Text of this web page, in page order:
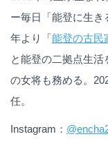
ー毎日「能登に生
年より「能登の古民
と能登の二拠点生
の女将も務める。
任。
Instagram：